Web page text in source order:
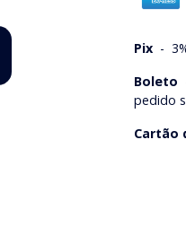
Pix -
Boleto
pedido
Cartão